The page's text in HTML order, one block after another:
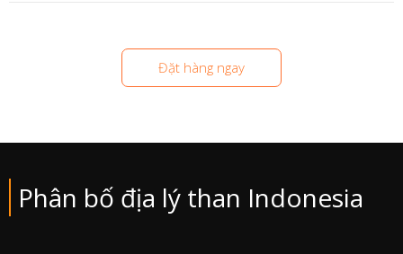
Đặt hàng ngay
Phân bố địa lý than Indonesia